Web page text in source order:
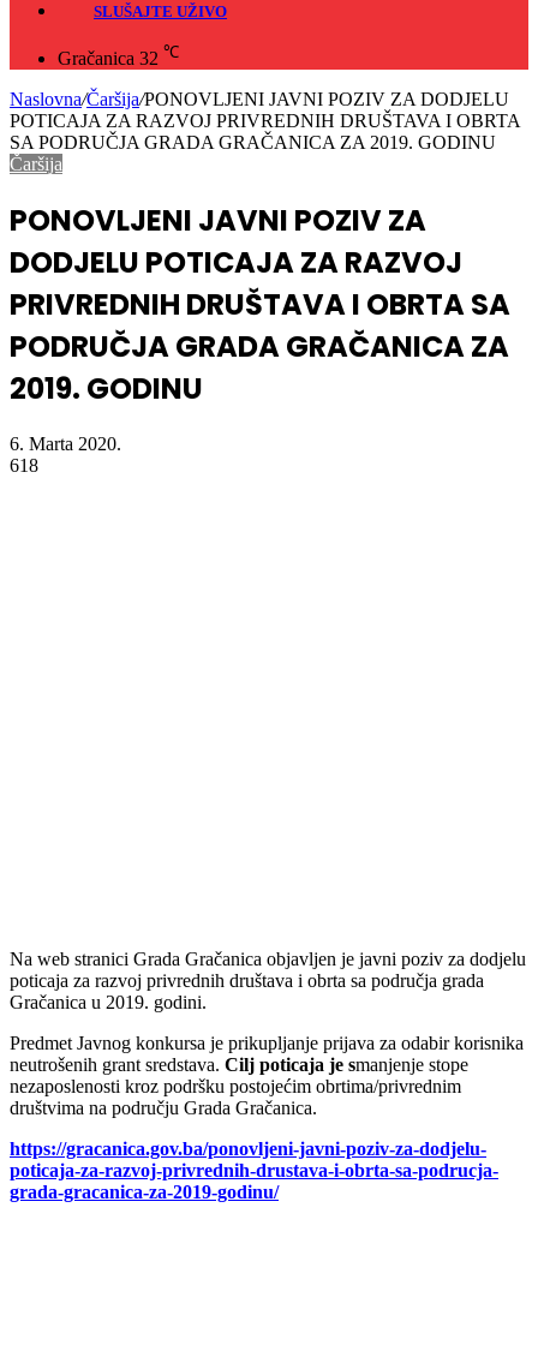
SLUŠAJTE UŽIVO
Gračanica 32 ℃
Naslovna/Čaršija/PONOVLJENI JAVNI POZIV ZA DODJELU
POTICAJA ZA RAZVOJ PRIVREDNIH DRUŠTAVA I OBRTA
SA PODRUČJA GRADA GRAČANICA ZA 2019. GODINU
Čaršija
PONOVLJENI JAVNI POZIV ZA
DODJELU POTICAJA ZA RAZVOJ
PRIVREDNIH DRUŠTAVA I OBRTA SA
PODRUČJA GRADA GRAČANICA ZA
2019. GODINU
6. Marta 2020.
618
Na web stranici Grada Gračanica objavljen je javni poziv za dodjelu
poticaja za razvoj privrednih društava i obrta sa područja grada
Gračanica u 2019. godini.
Predmet Javnog konkursa je prikupljanje prijava za odabir korisnika
neutrošenih grant sredstava. Cilj poticaja je smanjenje stope
nezaposlenosti kroz podršku postojećim obrtima/privrednim
društvima na području Grada Gračanica.
https://gracanica.gov.ba/ponovljeni-javni-poziv-za-dodjelu-
poticaja-za-razvoj-privrednih-drustava-i-obrta-sa-podrucja-
grada-gracanica-za-2019-godinu/